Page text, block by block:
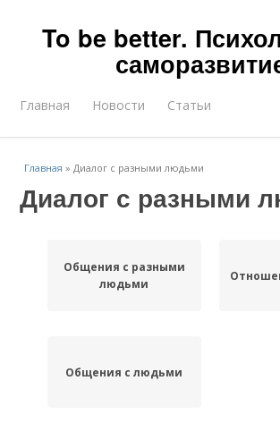
To be better.
Главная Новости Статьи
Главная »Диалог с разными людьми
Диалог с разными
Общения с разными
людьми
Общения с людьми